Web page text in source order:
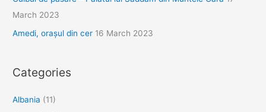
March 2023
Amedi, orașul din cer 16 March 2023
Categories
Albania (11)